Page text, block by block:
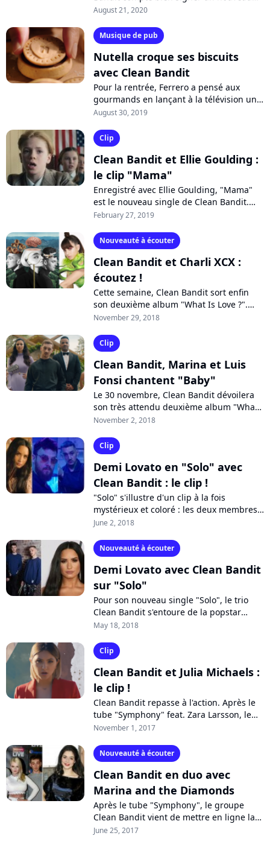
tube grâce à "Tick Tock", single partagé
clip...
August 21, 2020
Musique de pub
Nutella croque ses biscuits
avec Clean Bandit
Pour la rentrée, Ferrero a pensé aux
gourmands en lançant à la télévision une
nouvelle publicité pour ses Nutella
August 30, 2019
Clip
Clean Bandit et Ellie Goulding :
le clip "Mama"
Enregistré avec Ellie Goulding, "Mama"
est le nouveau single de Clean Bandit.
Pour son clip, le groupe anglais a voulu
February 27, 2019
Nouveauté à écouter
Clean Bandit et Charli XCX :
écoutez !
Cette semaine, Clean Bandit sort enfin
son deuxième album "What Is Love ?".
Après des titres avec Demi Lovato ou
britannique...
November 29, 2018
Clip
Clean Bandit, Marina et Luis
Fonsi chantent "Baby"
Le 30 novembre, Clean Bandit dévoilera
son très attendu deuxième album "What
Is Love ?". Entre les tubes "Symphony",
November 2, 2018
Clip
Demi Lovato en "Solo" avec
Clean Bandit : le clip !
"Solo" s'illustre d'un clip à la fois
mystérieux et coloré : les deux membres
masculins Clean Bandit jouent les savants
June 2, 2018
Nouveauté à écouter
Demi Lovato avec Clean Bandit
sur "Solo"
Pour son nouveau single "Solo", le trio
Clean Bandit s'entoure de la popstar
Demi Lovato et signe un nouveau tube en
May 18, 2018
Clip
Clean Bandit et Julia Michaels :
le clip !
Clean Bandit repasse à l'action. Après le
tube "Symphony" feat. Zara Larsson, le
groupe britannique revient en
Julia...
November 1, 2017
Nouveauté à écouter
Clean Bandit en duo avec
Marina and the Diamonds
Après le tube "Symphony", le groupe
Clean Bandit vient de mettre en ligne la
version studio de "Disconnect" en duo
June 25, 2017